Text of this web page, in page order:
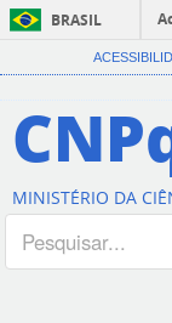
BRASIL
MINISTÉRIO DA